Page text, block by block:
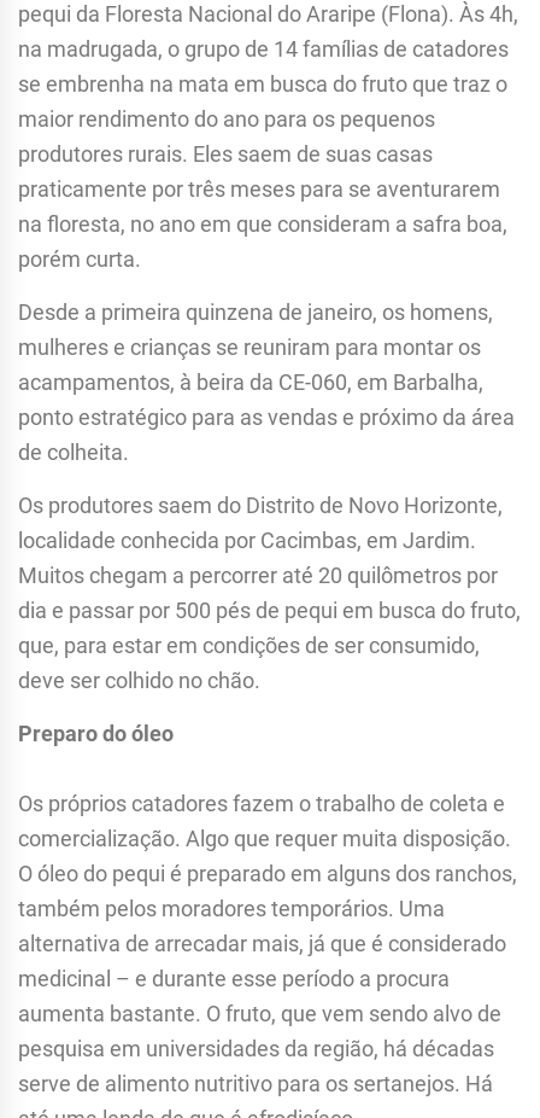
pequi da Floresta Nacional do Araripe (Flona). Às 4h,
na madrugada, o grupo de 14 famílias de catadores
se embrenha na mata em busca do fruto que traz o
maior rendimento do ano para os pequenos
produtores rurais. Eles saem de suas casas
praticamente por três meses para se aventurarem
na floresta, no ano em que consideram a safra boa,
porém curta.
Desde a primeira quinzena de janeiro, os homens,
mulheres e crianças se reuniram para montar os
acampamentos, à beira da CE-060, em Barbalha,
ponto estratégico para as vendas e próximo da área
de colheita.
Os produtores saem do Distrito de Novo Horizonte,
localidade conhecida por Cacimbas, em Jardim.
Muitos chegam a percorrer até 20 quilômetros por
dia e passar por 500 pés de pequi em busca do fruto,
que, para estar em condições de ser consumido,
deve ser colhido no chão.
Preparo do óleo
Os próprios catadores fazem o trabalho de coleta e
comercialização. Algo que requer muita disposição.
O óleo do pequi é preparado em alguns dos ranchos,
também pelos moradores temporários. Uma
alternativa de arrecadar mais, já que é considerado
medicinal – e durante esse período a procura
aumenta bastante. O fruto, que vem sendo alvo de
pesquisa em universidades da região, há décadas
serve de alimento nutritivo para os sertanejos. Há